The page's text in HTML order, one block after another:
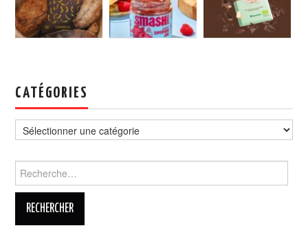
CATÉGORIES